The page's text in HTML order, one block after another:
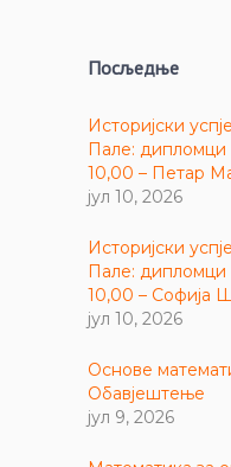
Посљедње
Историјски
Пале: дипломци
10,00 – Петар
јул 10, 2026
Историјски
Пале: дипломци
10,00 – Софија
јул 10, 2026
Основе
Обавјештење
јул 9, 2026